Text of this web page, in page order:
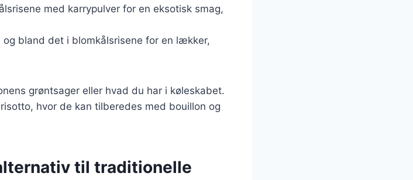
med karrypulver for en eksotisk smag,
og bland det i blomkålsrisene for en lækker,
grøntsager eller hvad du har i køleskabet.
hvor de kan tilberedes med bouillon og
til traditionelle